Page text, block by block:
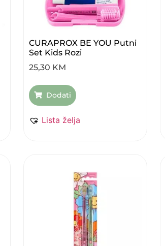
CURAPROX BE YOU Putni
Set Kids Rozi
25,30 KM
Dodati
Lista želja